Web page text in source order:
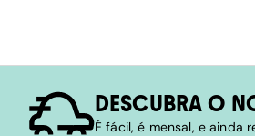
DESCUBRA O
É fácil, é mensal, e ainda